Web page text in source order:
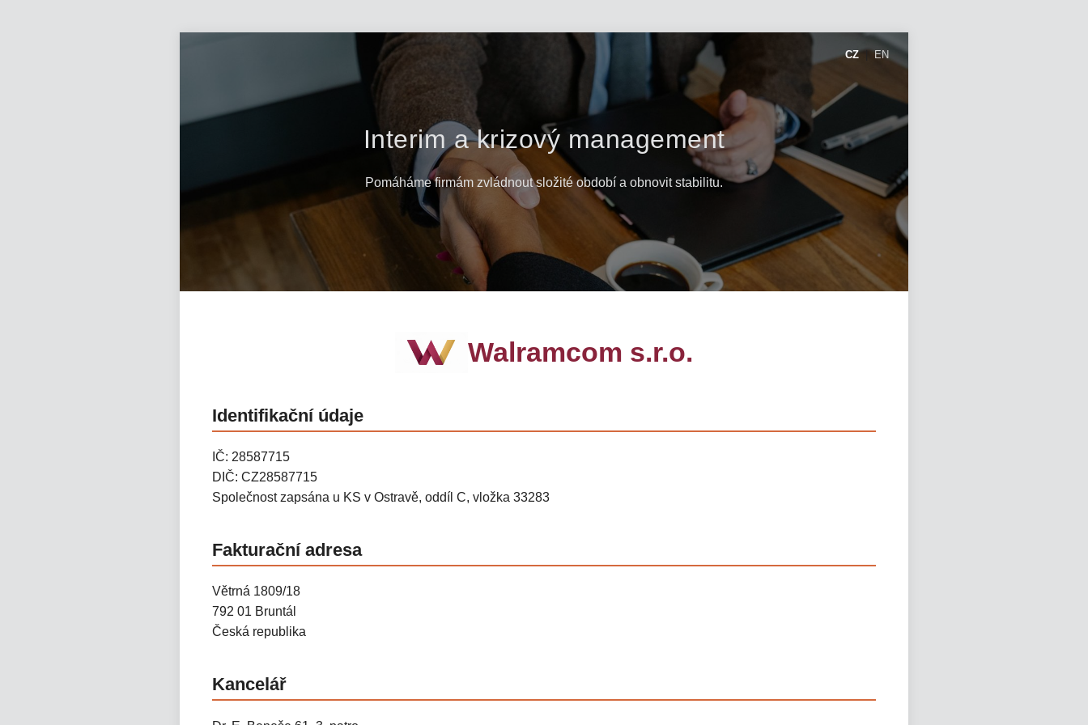
CZ EN
Interim a krizový management
Pomáháme firmám zvládnout složité období a obnovit stabilitu.
Walramcom s.r.o.
Identifikační údaje
IČ: 28587715
DIČ: CZ28587715
Společnost zapsána u KS v Ostravě, oddíl C, vložka 33283
Fakturační adresa
Větrná 1809/18
792 01 Bruntál
Česká republika
Kancelář